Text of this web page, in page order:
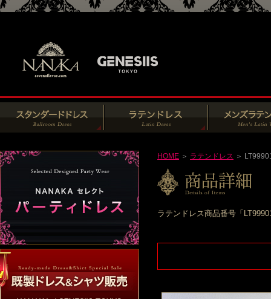
HOME ＞ ラテンドレス ＞
ラテンドレス商品番号「